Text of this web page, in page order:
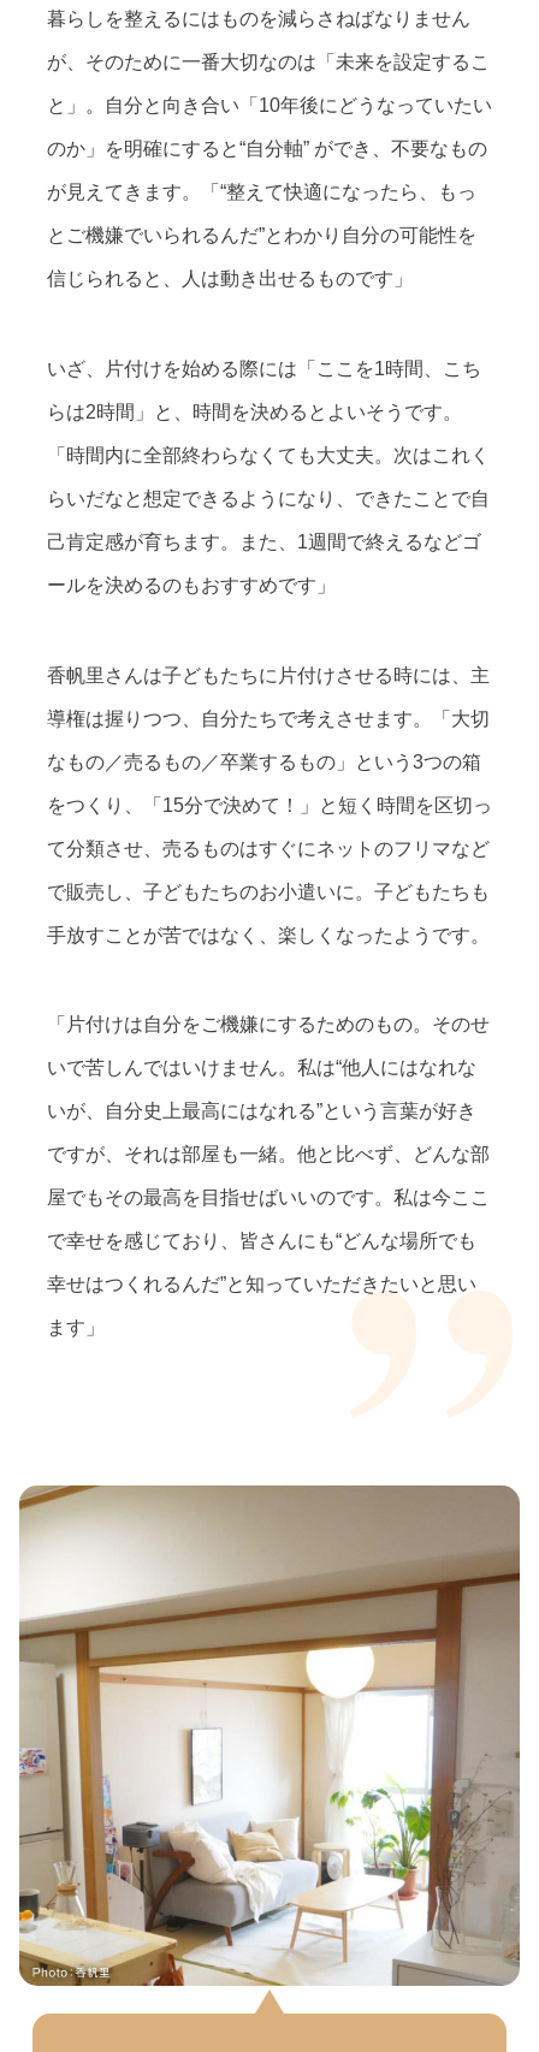
暮らしを整えるにはものを減らさねばなりません
が、そのために一番大切なのは「未来を設定するこ
と」。自分と向き合い「10年後にどうなっていたい
のか」を明確にすると“自分軸” ができ、不要なもの
が見えてきます。「“整えて快適になったら、もっ
とご機嫌でいられるんだ”とわかり自分の可能性を
信じられると、人は動き出せるものです」
いざ、片付けを始める際には「ここを1時間、こち
らは2時間」と、時間を決めるとよいそうです。
「時間内に全部終わらなくても大丈夫。次はこれく
らいだなと想定できるようになり、できたことで自
己肯定感が育ちます。また、1週間で終えるなどゴ
ールを決めるのもおすすめです」
香帆里さんは子どもたちに片付けさせる時には、主
導権は握りつつ、自分たちで考えさせます。「大切
なもの／売るもの／卒業するもの」という3つの箱
をつくり、「15分で決めて！」と短く時間を区切っ
て分類させ、売るものはすぐにネットのフリマなど
で販売し、子どもたちのお小遣いに。子どもたちも
手放すことが苦ではなく、楽しくなったようです。
「片付けは自分をご機嫌にするためのもの。そのせ
いで苦しんではいけません。私は“他人にはなれな
いが、自分史上最高にはなれる”という言葉が好き
ですが、それは部屋も一緒。他と比べず、どんな部
屋でもその最高を目指せばいいのです。私は今ここ
で幸せを感じており、皆さんにも“どんな場所でも
幸せはつくれるんだ”と知っていただきたいと思い
ます」